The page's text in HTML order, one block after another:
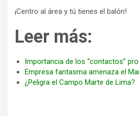
¡Centro al área y tú tienes el balón!
Leer más:
Importancia de los “contactos”
Empresa fantasma amenaza el
¿Peligra el Campo Marte de Lima?